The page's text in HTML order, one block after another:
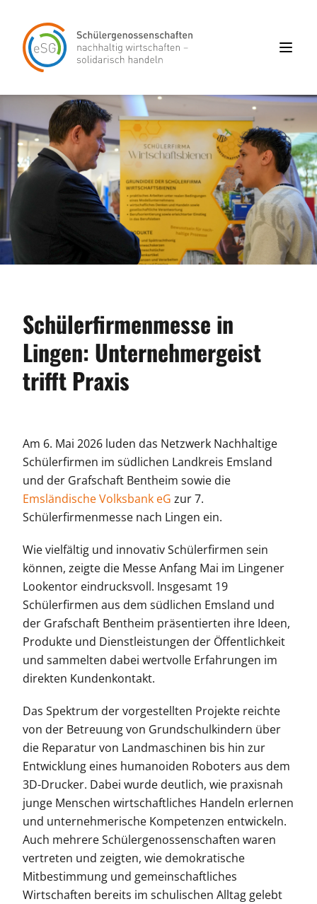
Schülerfirmenmesse in
Lingen: Unternehmergeist
trifft Praxis
Am 6. Mai 2026 luden das Netzwerk Nachhaltige
Schülerfirmen im südlichen Landkreis Emsland
und der Grafschaft Bentheim sowie die
Emsländische Volksbank eG zur 7.
Schülerfirmenmesse nach Lingen ein.
Wie vielfältig und innovativ Schülerfirmen sein
können, zeigte die Messe Anfang Mai im Lingener
Lookentor eindrucksvoll. Insgesamt 19
Schülerfirmen aus dem südlichen Emsland und
der Grafschaft Bentheim präsentierten ihre Ideen,
Produkte und Dienstleistungen der Öffentlichkeit
und sammelten dabei wertvolle Erfahrungen im
direkten Kundenkontakt.
Das Spektrum der vorgestellten Projekte reichte
von der Betreuung von Grundschulkindern über
die Reparatur von Landmaschinen bis hin zur
Entwicklung eines humanoiden Roboters aus dem
3D-Drucker. Dabei wurde deutlich, wie praxisnah
junge Menschen wirtschaftliches Handeln erlernen
und unternehmerische Kompetenzen entwickeln.
Auch mehrere Schülergenossenschaften waren
vertreten und zeigten, wie demokratische
Mitbestimmung und gemeinschaftliches
Wirtschaften bereits im schulischen Alltag gelebt